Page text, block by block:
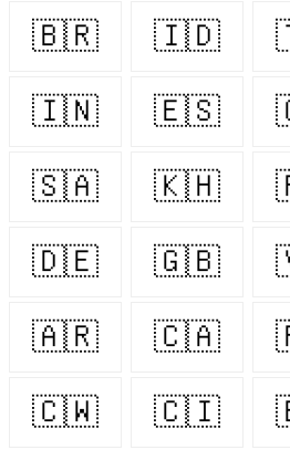
🇧🇷 🇮🇩
🇮🇳 🇪🇸
🇸🇦 🇰🇭
🇩🇪 🇬🇧
🇦🇷 🇨🇦
🇨🇼 🇨🇮